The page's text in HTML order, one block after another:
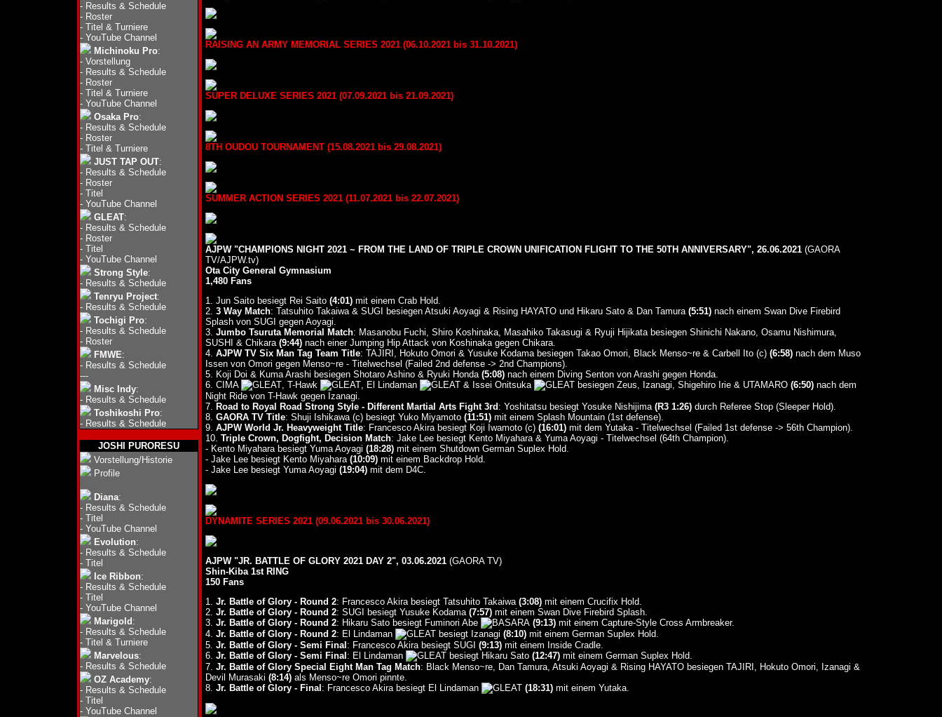
- Results & Schedule
- Roster
- Titel & Turniere
- YouTube Channel
Michinoku Pro:
- Vorstellung
- Results & Schedule
- Roster
- Titel & Turniere
- YouTube Channel
Osaka Pro:
- Results & Schedule
- Roster
- Titel & Turniere
JUST TAP OUT:
- Results & Schedule
- Roster
- Titel
- YouTube Channel
GLEAT:
- Results & Schedule
- Roster
- Titel
- YouTube Channel
Strong Style:
- Results & Schedule
Tenryu Project:
- Results & Schedule
Tochigi Pro:
- Results & Schedule
- Roster
FMWE:
- Results & Schedule
---
Misc Indy:
- Results & Schedule
Toshikoshi Pro:
- Results & Schedule
JOSHI PURORESU
Vorstellung/Historie
Profile
Diana:
- Results & Schedule
- Titel
- YouTube Channel
Evolution:
- Results & Schedule
- Titel
Ice Ribbon:
- Results & Schedule
- Titel
- YouTube Channel
Marigold :
- Results & Schedule
- Titel & Turniere
Marvelous:
- Results & Schedule
OZ Academy:
- Results & Schedule
- Titel
- YouTube Channel
RAISING AN ARMY MEMORIAL SERIES 2021 (06.10.2021 bis 31.10.2021)
SUPER DELUXE SERIES 2021 (07.09.2021 bis 21.09.2021)
8TH OUDOU TOURNAMENT (15.08.2021 bis 29.08.2021)
SUMMER ACTION SERIES 2021 (11.07.2021 bis 22.07.2021)
AJPW "CHAMPIONS NIGHT 2021 ~ FROM THE LAND OF TRIPLE CROWN UNIFICATION FLIGHT TO THE 50TH ANNIVERSARY", 26.06.2021(GAORA
TV/AJPW.tv)
Ota City General Gymnasium
1,480 Fans
1. Jun Saito besiegt Rei Saito (4:01)mit einem Crab Hold.
2. 3 Way Match: Tatsuhito Takaiwa & SUGI besiegen Atsuki Aoyagi & Rising HAYATO und Hikaru Sato & Dan Tamura (5:51)nach einem Swan Dive Firebird
Splash von SUGI gegen Aoyagi.
3. Jumbo Tsuruta Memorial Match: Masanobu Fuchi, Shiro Koshinaka, Masahiko Takasugi & Ryuji Hijikata besiegen Shinichi Nakano, Osamu Nishimura,
SUSHI & Chikara (9:44)nach einer Jumping Hip Attack von Koshinaka gegen Chikara.
4. AJPW TV Six Man Tag Team Title: TAJIRI, Hokuto Omori & Yusuke Kodama besiegen Takao Omori, Black Menso~re & Carbell Ito (c) (6:58)nach dem Muso
Issen von Omori gegen Menso~re - Titelwechsel (Failed 2nd defense -> 2nd Champions).
5. Koji Doi & Kuma Arashi besiegen Shotaro Ashino & Ryuki Honda (5:08)nach einem Diving Senton von Arashi gegen Honda.
6. CIMA
, T-Hawk , El Lindaman & Issei Onitsuka besiegen Zeus, Izanagi, Shigehiro Irie & UTAMARO (6:50)nach dem
Night Ride von T-Hawk gegen Izanagi.
7. Road to Royal Road Strong Style - Different Martial Arts Fight 3rd : Yoshitatsu besiegt Yosuke Nishijima (R3 1:26)durch Referee Stop (Sleeper Hold).
8. GAORA TV Title: Shuji Ishikawa (c) besiegt Yuko Miyamoto (11:51)mit einem Splash Mountain (1st defense).
9. AJPW World Jr. Heavyweight Title: Francesco Akira besiegt Koji Iwamoto (c) (16:01)mit dem Yutaka - Titelwechsel (Failed 1st defense -> 56th Champion).
10. Triple Crown, Dogfight, Decision Match: Jake Lee besiegt Kento Miyahara & Yuma Aoyagi - Titelwechsel (64th Champion).
- Kento Miyahara besiegt Yuma Aoyagi (18:28)mit einem Shutdown German Suplex Hold.
- Jake Lee besiegt Kento Miyahara (10:09)mit einem Backdrop Hold.
- Jake Lee besiegt Yuma Aoyagi (19:04)mit dem D4C.
DYNAMITE SERIES 2021 (09.06.2021 bis 30.06.2021)
AJPW "JR. BATTLE OF GLORY 2021 DAY 2", 03.06.2021(GAORA TV)
Shin-Kiba 1st RING
150 Fans
1. Jr. Battle of Glory - Round 2: Francesco Akira besiegt Tatsuhito Takaiwa (3:08)mit einem Crucifix Hold.
2. Jr. Battle of Glory - Round 2: SUGI besiegt Yusuke Kodama (7:57)mit einem Swan Dive Firebird Splash.
3. Jr. Battle of Glory - Round 2: Hikaru Sato besiegt Fuminori Abe (9:13)mit einem Capture-Style Cross Armbreaker.
4. Jr. Battle of Glory - Round 2: El Lindaman besiegt Izanagi (8:10)mit einem German Suplex Hold.
5. Jr. Battle of Glory - Semi Final : Francesco Akira besiegt SUGI (9:13)mit einem Inside Cradle.
6. Jr. Battle of Glory - Semi Final : El Lindaman besiegt Hikaru Sato (12:47)mit einem German Suplex Hold.
7. Jr. Battle of Glory Special Eight Man Tag Match: Black Menso~re, Dan Tamura, Atsuki Aoyagi & Rising HAYATO besiegen TAJIRI, Hokuto Omori, Izanagi &
Devil Murasaki (8:14)als Menso~re Omori pinnte.
8. Jr. Battle of Glory - Final : Francesco Akira besiegt El Lindaman (18:31)mit einem Yutaka.